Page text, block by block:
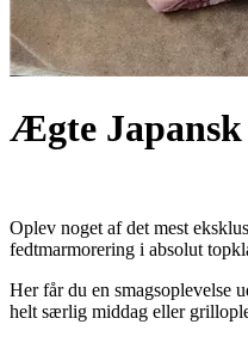
Ægte Japansk
Oplev noget af det mest
fedtmarmorering i absolut
Her får du en smagsoplevelse
helt særlig middag eller